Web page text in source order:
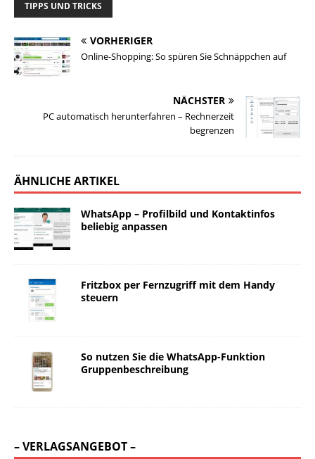
TIPPS UND TRICKS
VORHERIGER
Online-Shopping: So spüren Sie Schnäppchen auf
NÄCHSTER
PC automatisch herunterfahren – Rechnerzeit
begrenzen
ÄHNLICHE ARTIKEL
WhatsApp – Profilbild und Kontaktinfos
beliebig anpassen
Fritzbox per Fernzugriff mit dem Handy
steuern
So nutzen Sie die WhatsApp-Funktion
Gruppenbeschreibung
– VERLAGSANGEBOT –